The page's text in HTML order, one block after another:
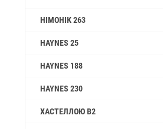
НІМОНІК 263
HAYNES 25
HAYNES 188
HAYNES 230
ХАСТЕЛЛОЮ B2